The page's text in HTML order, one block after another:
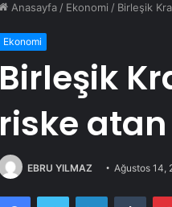
Anasayfa / Ekonomi / Birleşik
Ekonomi
Birleşik
riske
EBRU YILMAZ Ağustos 14,
FacebookTwitter LinkedIn